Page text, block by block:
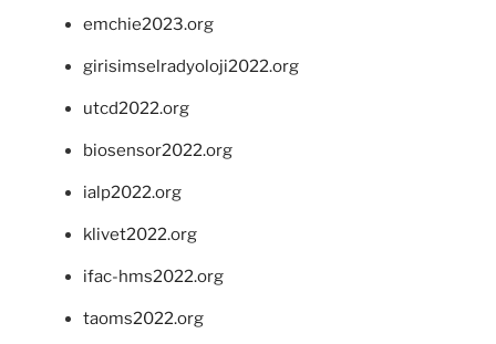
emchie2023.org
girisimselradyoloji2022.org
utcd2022.org
biosensor2022.org
ialp2022.org
klivet2022.org
ifac-hms2022.org
taoms2022.org